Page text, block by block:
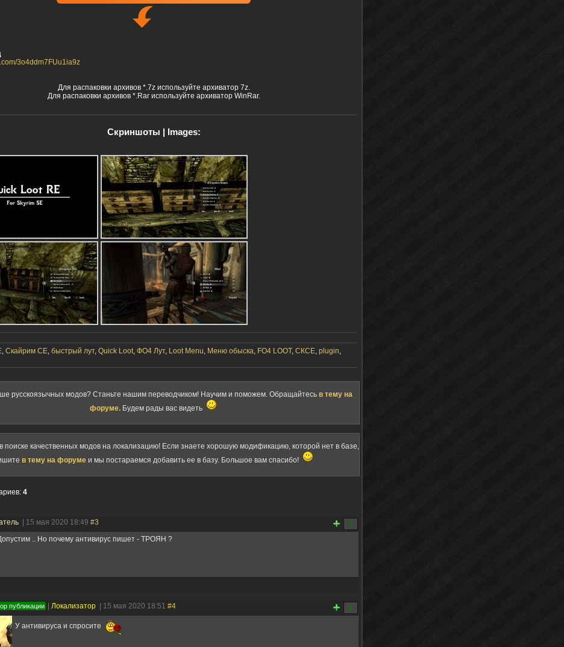
3o4ddm7FUu1ia9z
Для распаковки архивов *.7z используйте архиватор 7z.
Для распаковки архивов *.Rar используйте архиватор WinRar.
Скриншоты | Images:
, Скайрим СЕ, быстрый лут, Quick Loot, ФО4 Лут, Loot Menu, Меню обыска, FO4 LOOT, СКСЕ, plugin,
русскоязычных модов? Станьте нашим переводчиком! Научим и поможем. Обращайтесь в тему на
форуме. Будем рады вас видеть
поиске качественных модов на локализацию! Если знаете хорошую модификацию, которой нет в базе,
в тему на форуме и мы постараемся добавить ее в базу. Большое вам спасибо!
: 4
1
| 15 мая 2020 18:49 #3
.. Но почему антивирус пишет - ТРОЯН ?
2
публикации Локализатор | 15 мая 2020 18:51 #4
У антивируса и спросите